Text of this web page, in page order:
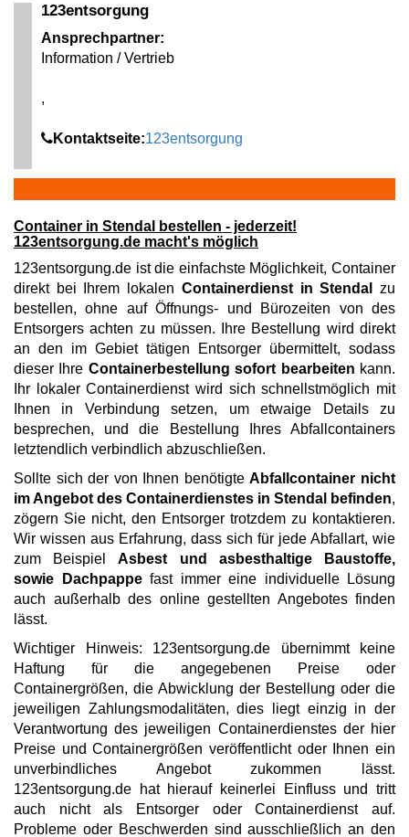
123entsorgung
Ansprechpartner:
Information / Vertrieb
,
Kontaktseite:123entsorgung
Container in Stendal bestellen - jederzeit!
123entsorgung.de macht's möglich
123entsorgung.de ist die einfachste Möglichkeit, Container
direkt bei Ihrem lokalen Containerdienst in Stendal
zu
bestellen, ohne auf Öffnungs- und Bürozeiten von des
Entsorgers achten zu müssen. Ihre Bestellung wird direkt
an den im Gebiet tätigen Entsorger übermittelt, sodass
dieser Ihre Containerbestellung sofort bearbeiten kann.
Ihr lokaler Containerdienst wird sich schnellstmöglich mit
Ihnen in Verbindung setzen, um etwaige Details zu
besprechen, und die Bestellung Ihres Abfallcontainers
letztendlich verbindlich abzuschließen.
Sollte sich der von Ihnen benötigteAbfallcontainer nicht
im Angebot des Containerdienstes in Stendal befinden,
zögern Sie nicht, den Entsorger trotzdem zu kontaktieren.
Wir wissen aus Erfahrung, dass sich für jede Abfallart, wie
zum BeispielAsbest und asbesthaltige Baustoffe,
sowie Dachpappefast immer eine individuelle Lösung
auch außerhalb des online gestellten Angebotes finden
lässt.
Wichtiger Hinweis: 123entsorgung.de übernimmt keine
Haftung für die angegebenen Preise oder
Containergrößen, die Abwicklung der Bestellung oder die
jeweiligen Zahlungsmodalitäten, dies liegt einzig in der
Verantwortung des jeweiligen Containerdienstes der hier
Preise und Containergrößen veröffentlicht oder Ihnen ein
unverbindliches Angebot zukommen lässt.
123entsorgung.de hat hierauf keinerlei Einfluss und tritt
auch nicht als Entsorger oder Containerdienst auf.
Probleme oder Beschwerden sind ausschließlich an den